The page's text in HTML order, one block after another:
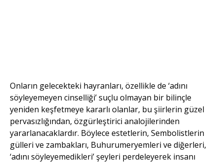
Onların gelecekteki hayranları, özellikle de ‘adını
söyleyemeyen cinselliği’ suçlu olmayan bir bilinçle
yeniden keşfetmeye kararlı olanlar, bu şiirlerin güzel
pervasızlığından, özgürleştirici analojilerinden
yararlanacaklardır. Böylece estetlerin, Sembolistlerin
gülleri ve zambakları, Buhurumeryemleri ve diğerleri,
‘adını söyleyemedikleri’ şeyleri perdeleyerek insanı